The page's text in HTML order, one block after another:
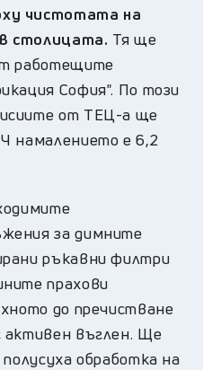
чистотата на
столицата. Тя ще
работещите
София". По този
от ТЕЦ-а ще
намалението е 6,2
за димните
ръкавни филтри
прахови
до пречистване
въглен. Ще
обработка на